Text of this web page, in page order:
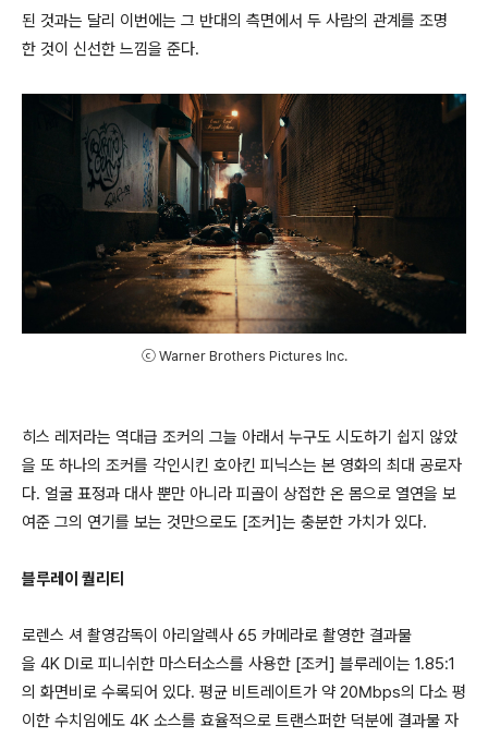
된 것과는 달리 이번에는 그 반대의 측면에서 두 사람의 관계를 조명
한 것이 신선한 느낌을 준다.
ⓒ Warner Brothers Pictures Inc.
히스 레저라는 역대급 조커의 그늘 아래서 누구도 시도하기 쉽지 않았
을 또 하나의 조커를 각인시킨 호아킨 피닉스는 본 영화의 최대 공로자
다. 얼굴 표정과 대사 뿐만 아니라 피골이 상접한 온 몸으로 열연을 보
여준 그의 연기를 보는 것만으로도 [조커]는 충분한 가치가 있다.
블루레이 퀄리티
로렌스 셔 촬영감독이 아리알렉사 65 카메라로 촬영한 결과물
을 4K DI로 피니쉬한 마스터소스를 사용한 [조커] 블루레이는 1.85:1
의 화면비로 수록되어 있다. 평균 비트레이트가 약 20Mbps의 다소 평
이한 수치임에도 4K 소스를 효율적으로 트랜스퍼한 덕분에 결과물 자